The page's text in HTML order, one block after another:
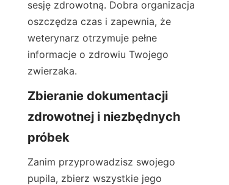
sesję zdrowotną. Dobra organizacja
oszczędza czas i zapewnia, że
weterynarz otrzymuje pełne
informacje o zdrowiu Twojego
zwierzaka.
Zbieranie dokumentacji
zdrowotnej i niezbędnych
próbek
Zanim przyprowadzisz swojego
pupila, zbierz wszystkie jego